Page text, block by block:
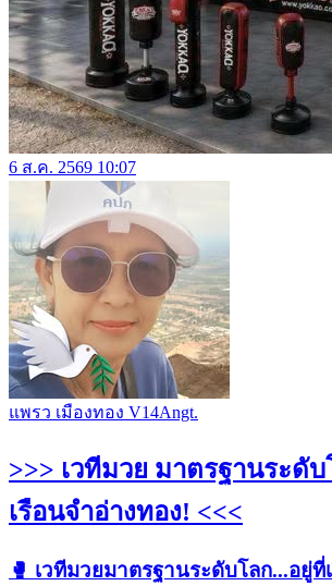
6 ส.ค. 2569 10:07
แพรว เมืองทอง V14Angt.
>>> เวทีมวย มาตรฐานระดั
เรือนจำอ่างทอง! <<<
🥊 เวทีมวยมาตรฐานระดับโลก...อยู่ที่